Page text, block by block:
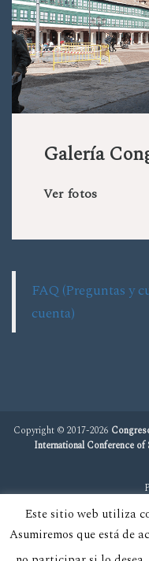
Galería
Ver fotos
FAQ (Preguntas y
cuenta)
Copyright © 2017-2026
International Conference
Este sitio web utiliza
Asumiremos que está de